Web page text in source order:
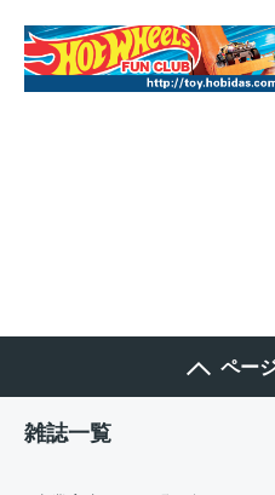
ペー
雑誌一覧